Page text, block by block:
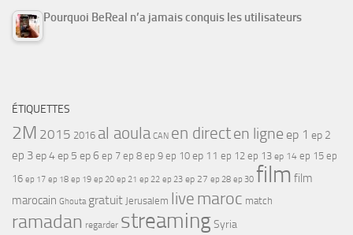
Pourquoi BeReal n’a jamais conquis les utilisateurs
ÉTIQUETTES
2M 2015 2016 al aoula CAN en directen ligne ep 1 ep 2
ep 3ep 4ep 5 ep 6 ep 7 ep 8 ep 9 ep 10 ep 11 ep 12 ep 13 ep 14 ep 15 ep
16 ep 17 ep 18 ep 19 ep 20 ep 21 ep 22 ep 23 ep 27 ep 28 ep 30 film film
marocain Ghouta gratuit Jerusalem live maroc match
ramadan regarder streamingSyria